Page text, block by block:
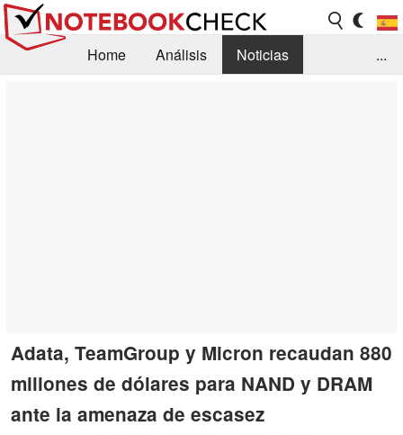
Home Análisis
Noticias
...
Adata, TeamGroup y Micron recaudan 880
millones de dólares para NAND y DRAM
ante la amenaza de escasez